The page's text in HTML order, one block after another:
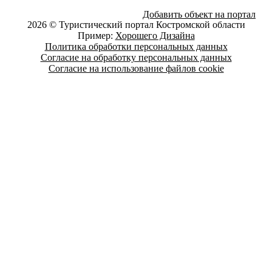
Добавить объект на портал
2026 © Туристический портал Костромской области
Пример: Хорошего Дизайна
Политика обработки персональных данных
Согласие на обработку персональных данных
Согласие на использование файлов cookie